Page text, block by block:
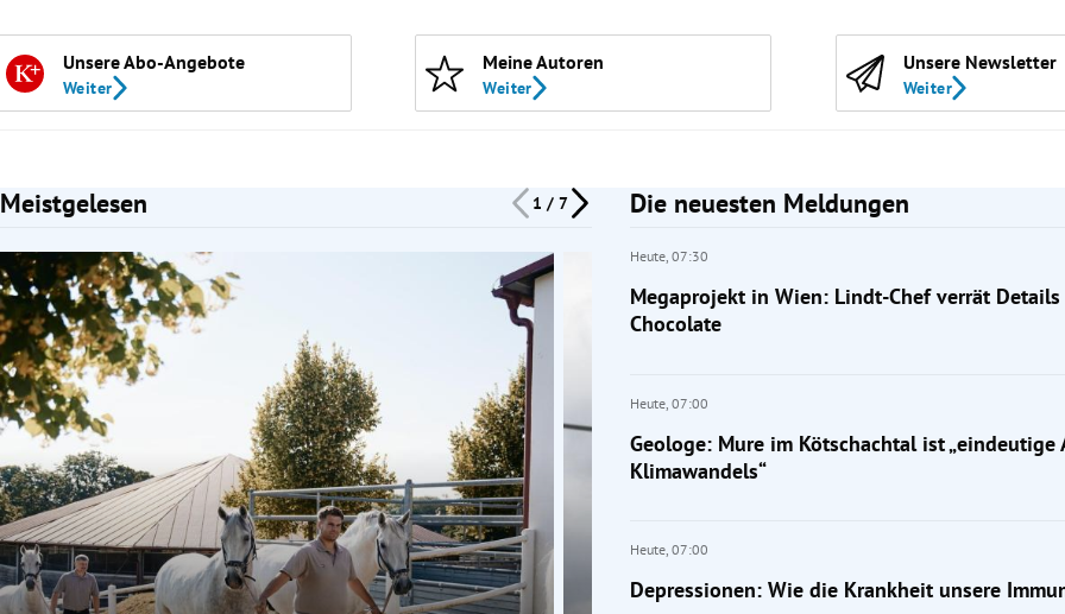
Unsere Abo-Angebote
Weiter
Meine Autoren
Weiter
Unsere Newsletter
Weiter
Meistgelesen 1 / 7
Slide 1 von 7 Die neuesten Meldungen
Heute, 07:30
Megaprojekt in Wien: Lindt-Chef verrät
Chocolate
Heute, 07:00
Geologe: Mure im Kötschachtal ist „eindeutige
Klimawandels“
Heute, 07:00
Depressionen: Wie die Krankheit unsere